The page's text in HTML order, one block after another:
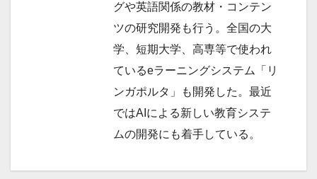
グや英語関係の教材・コンテン
ツの研究開発も行う。全国の大
学、短期大学、高専等で使われ
ているeラーニングシステム「リ
ンガポルタ」も開発した。最近
ではAIによる新しい教育システ
ムの開発にも着手している。